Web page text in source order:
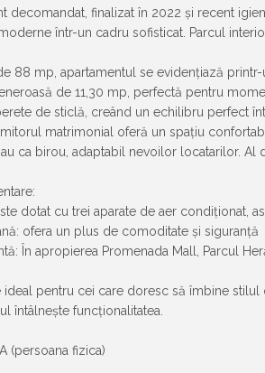
decomandat, finalizat în 2022 și recent
într-un cadru sofisticat. Parcul
88 mp, apartamentul se evidențiază
de 11,30 mp, perfectă pentru
de sticlă, creând un echilibru perfect
matrimonial oferă un spațiu
ca birou, adaptabil nevoilor locatarilor. Al
dotat cu trei aparate de aer condiționat,
ofera un plus de comoditate și siguranță
În apropierea Promenada Mall, Parcul
ideal pentru cei care doresc să îmbine
întâlnește funcționalitatea.
(persoana fizica)